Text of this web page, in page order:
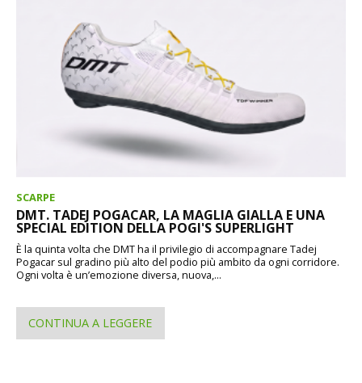
SCARPE
DMT. TADEJ POGACAR, LA MAGLIA GIALLA E UNA
SPECIAL EDITION DELLA POGI'S SUPERLIGHT
È la quinta volta che DMT ha il privilegio di accompagnare Tadej
Pogacar sul gradino più alto del podio più ambito da ogni corridore.
Ogni volta è un’emozione diversa, nuova,...
CONTINUA A LEGGERE